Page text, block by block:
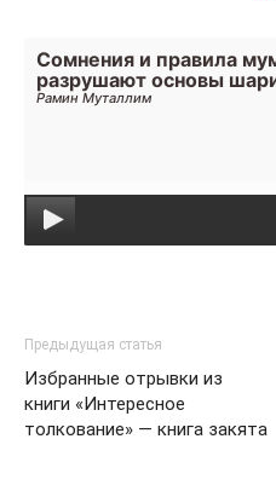
Сомнения и правила
разрушают основы
Рамин Муталлим
Предыдущая статья
Избранные отрывки из
книги «Интересное
толкование» — книга закята